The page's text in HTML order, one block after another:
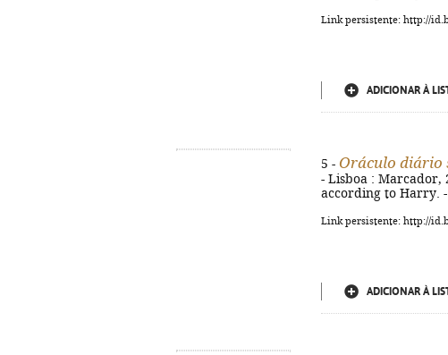
Link persistente: http://
ADICIONAR À
5 - Oráculo diário
- Lisboa : Marcador,
according to Harry. -
Link persistente: http://
ADICIONAR À